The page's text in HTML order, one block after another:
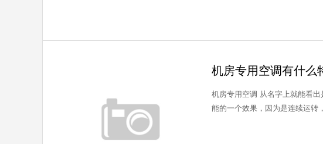
机房专用空调有什么
机房专用空调 从名字上就能看
能的一个效果，因为是连续运转